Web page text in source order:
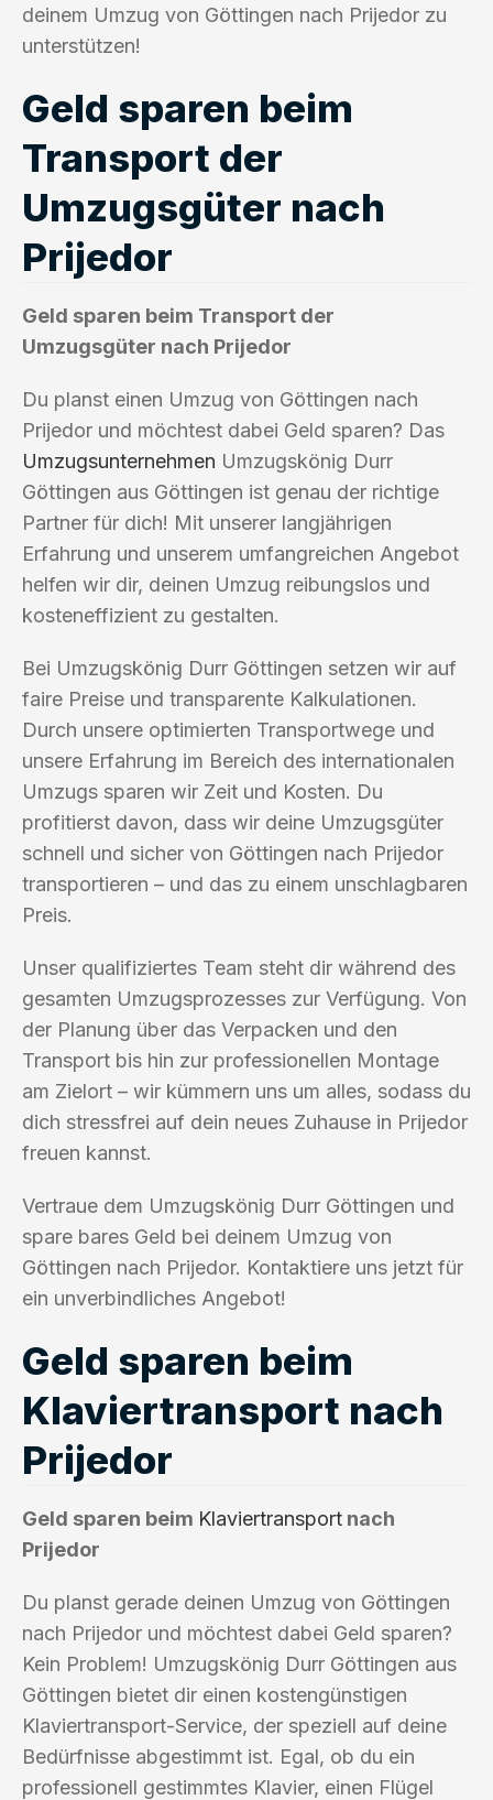
deinem Umzug von Göttingen nach Prijedor zu
unterstützen!
Geld sparen beim
Transport der
Umzugsgüter nach
Prijedor
Geld sparen beim Transport der
Umzugsgüter nach Prijedor
Du planst einen Umzug von Göttingen nach
Prijedor und möchtest dabei Geld sparen? Das
Umzugsunternehmen Umzugskönig Durr
Göttingen aus Göttingen ist genau der richtige
Partner für dich! Mit unserer langjährigen
Erfahrung und unserem umfangreichen Angebot
helfen wir dir, deinen Umzug reibungslos und
kosteneffizient zu gestalten.
Bei Umzugskönig Durr Göttingen setzen wir auf
faire Preise und transparente Kalkulationen.
Durch unsere optimierten Transportwege und
unsere Erfahrung im Bereich des internationalen
Umzugs sparen wir Zeit und Kosten. Du
profitierst davon, dass wir deine Umzugsgüter
schnell und sicher von Göttingen nach Prijedor
transportieren – und das zu einem unschlagbaren
Preis.
Unser qualifiziertes Team steht dir während des
gesamten Umzugsprozesses zur Verfügung. Von
der Planung über das Verpacken und den
Transport bis hin zur professionellen Montage
am Zielort – wir kümmern uns um alles, sodass du
dich stressfrei auf dein neues Zuhause in Prijedor
freuen kannst.
Vertraue dem Umzugskönig Durr Göttingen und
spare bares Geld bei deinem Umzug von
Göttingen nach Prijedor. Kontaktiere uns jetzt für
ein unverbindliches Angebot!
Geld sparen beim
Klaviertransport nach
Prijedor
Geld sparen beim Klaviertransport nach
Prijedor
Du planst gerade deinen Umzug von Göttingen
nach Prijedor und möchtest dabei Geld sparen?
Kein Problem! Umzugskönig Durr Göttingen aus
Göttingen bietet dir einen kostengünstigen
Klaviertransport-Service, der speziell auf deine
Bedürfnisse abgestimmt ist. Egal, ob du ein
professionell gestimmtes Klavier, einen Flügel